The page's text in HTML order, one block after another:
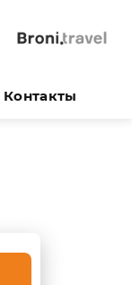
Контакты